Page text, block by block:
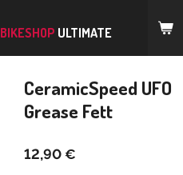
BIKESHOP ULTIMATE
CeramicSpeed UFO
Grease Fett
12,90 €